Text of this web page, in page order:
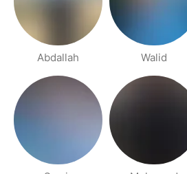
Abdallah Walid